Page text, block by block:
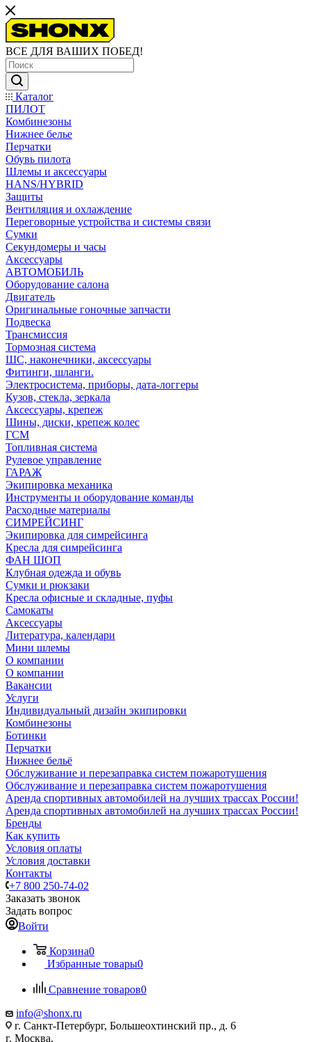
ВСЕ ДЛЯ ВАШИХ ПОБЕД!
Каталог
ПИЛОТ
Комбинезоны
Нижнее белье
Перчатки
Обувь пилота
Шлемы и аксессуары
HANS/HYBRID
Защиты
Вентиляция и охлаждение
Переговорные устройства и системы связи
Сумки
Секундомеры и часы
Аксессуары
АВТОМОБИЛЬ
Оборудование салона
Двигатель
Оригинальные гоночные запчасти
Подвеска
Трансмиссия
Тормозная система
ШС, наконечники, аксессуары
Фитинги, шланги.
Электросистема, приборы, дата-логгеры
Кузов, стекла, зеркала
Аксессуары, крепеж
Шины, диски, крепеж колес
ГСМ
Топливная система
Рулевое управление
ГАРАЖ
Экипировка механика
Инструменты и оборудование команды
Расходные материалы
СИМРЕЙСИНГ
Экипировка для симрейсинга
Кресла для симрейсинга
ФАН ШОП
Клубная одежда и обувь
Сумки и рюкзаки
Кресла офисные и складные, пуфы
Самокаты
Аксессуары
Литература, календари
Мини шлемы
О компании
О компании
Вакансии
Услуги
Индивидуальный дизайн экипировки
Комбинезоны
Ботинки
Перчатки
Нижнее бельё
Обслуживание и перезаправка систем пожаротушения
Обслуживание и перезаправка систем пожаротушения
Аренда спортивных автомобилей на лучших трассах России!
Аренда спортивных автомобилей на лучших трассах России!
Бренды
Как купить
Условия оплаты
Условия доставки
Контакты
+7 800 250-74-02
Заказать звонок
Задать вопрос
Войти
Корзина0
Избранные товары0
Сравнение товаров0
info@shonx.ru
г. Санкт-Петербург, Большеохтинский пр., д. 6
г. Москва,